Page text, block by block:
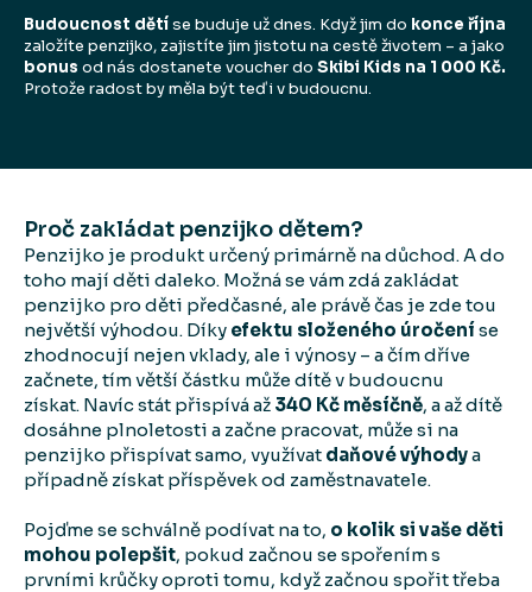
Budoucnost dětíse buduje už dnes. Když jim do konce října
založíte penzijko, zajistíte jim jistotu na cestě životem – a jako
bonus od nás dostanete voucher do Skibi Kids na 1 000 Kč.
Protože radost by měla být teď i v budoucnu.
Proč zakládat penzijko dětem?
Penzijko je produkt určený primárně na důchod. A do
toho mají děti daleko. Možná se vám zdá zakládat
penzijko pro děti předčasné, ale právě čas je zde tou
největší výhodou. Díky efektu složeného úročeníse
zhodnocují nejen vklady, ale i výnosy – a čím dříve
začnete, tím větší částku může dítě v budoucnu
získat. Navíc stát přispívá až 340 Kč měsíčně, a až dítě
dosáhne plnoletosti a začne pracovat, může si na
penzijko přispívat samo, využívat daňové výhodya
případně získat příspěvek od zaměstnavatele.
Pojďme se schválně podívat na to, o kolik si vaše děti
mohou polepšit, pokud začnou se spořením s
prvními krůčky oproti tomu, když začnou spořit třeba